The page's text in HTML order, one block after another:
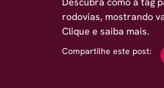
rodovias, mostrando
Clique e saiba mais.
Compartilhe este post: